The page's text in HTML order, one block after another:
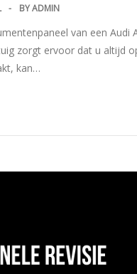
BYADMIN
van een
zorgt ervoor dat u altijd
kan…